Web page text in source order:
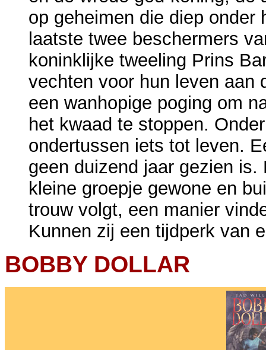
op geheimen die diep
laatste twee beschermers
koninklijke tweeling Prins
vechten voor hun leven aan
een wanhopige poging om
het kwaad te stoppen.
ondertussen iets tot leven.
geen duizend jaar gezien
kleine groepje gewone en
trouw volgt, een manier
Kunnen zij een tijdperk van
BOBBY DOLLAR